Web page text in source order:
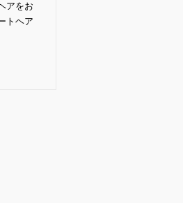
アをお
トヘア